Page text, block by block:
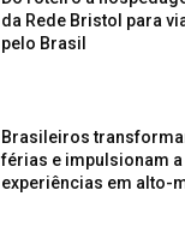
da Rede Bristol para
pelo Brasil
Brasileiros
férias e impulsionam
experiências em alto-